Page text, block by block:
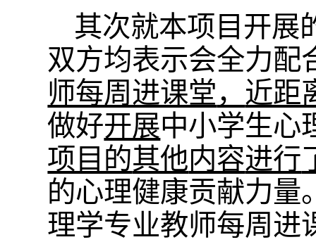
其次就本项目开展
双方均表示会全力配
师每周进课堂， 近距
做好开展中小学生心
项目的其他内容进行
的心理健康贡献力量
理学专业教师每周进